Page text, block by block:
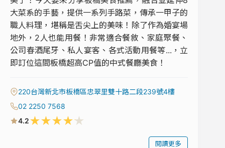
大菜系的手藝，提供一系列手路菜，傳承一甲子的
職人料理，堪稱是舌尖上的美味！除了作為婚宴場
地外，2人也能用餐！非常適合餐敘、家庭聚餐、
公司春酒尾牙、私人宴客、各式活動用餐等...，立
即訂位這間板橋超高CP值的中式餐廳美食！
220台灣新北市板橋區忠翠里雙十路二段239號4樓
02 2250 7568
4.2★★★★★
閱讀更多